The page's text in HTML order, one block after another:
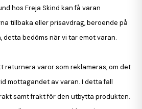
hos Freja Skind kan få varan
tillbaka eller prisavdrag, beroende på
bedöms när vi tar emot varan.
returnera varor som reklameras, om det
mottagandet av varan. I detta fall
samt frakt för den utbytta produkten.